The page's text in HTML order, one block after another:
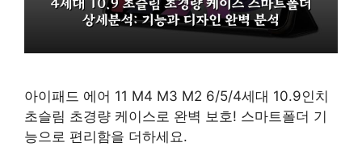
아이패드 에어 11 M4 M3 M2 6/5/4세대 10.9인치
초슬림 초경량 케이스로 완벽 보호! 스마트폴더 기
능으로 편리함을 더하세요.